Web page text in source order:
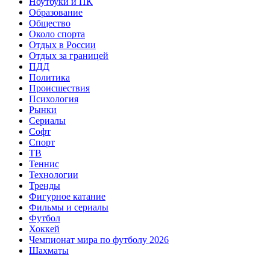
Образование
Общество
Около спорта
Отдых в России
Отдых за границей
ПДД
Политика
Происшествия
Психология
Рынки
Сериалы
Софт
Спорт
ТВ
Теннис
Технологии
Тренды
Фигурное катание
Фильмы и сериалы
Футбол
Хоккей
Чемпионат мира по футболу 2026
Шахматы